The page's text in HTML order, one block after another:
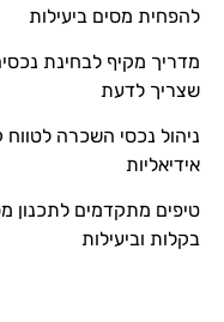
להפחית מסים ביעילות
מדריך מקיף לבחינת
שצריך לדעת
ניהול נכסי השכרה לטווח
אידיאליות
טיפים מתקדמים לתכנון
בקלות וביעילות